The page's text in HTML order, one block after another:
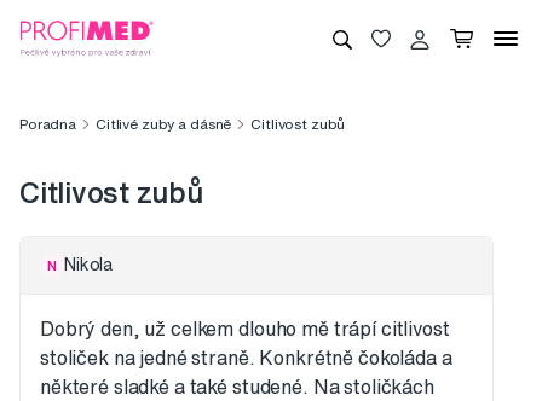
Poradna Citlivé zuby a dásně Citlivost zubů
Citlivost zubů
N Nikola
Dobrý den, už celkem dlouho mě trápí citlivost
stoliček na jedné straně. Konkrétně čokoláda a
některé sladké a také studené. Na stoličkách